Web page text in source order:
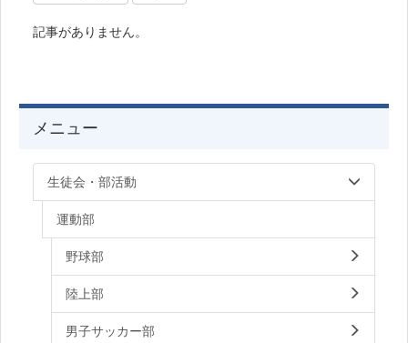
記事がありません。
メニュー
生徒会・部活動
運動部
野球部
陸上部
男子サッカー部